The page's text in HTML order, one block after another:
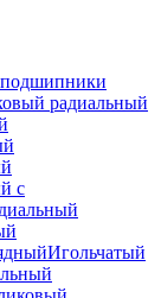
подшипники
радиальный
с
Игольчатый